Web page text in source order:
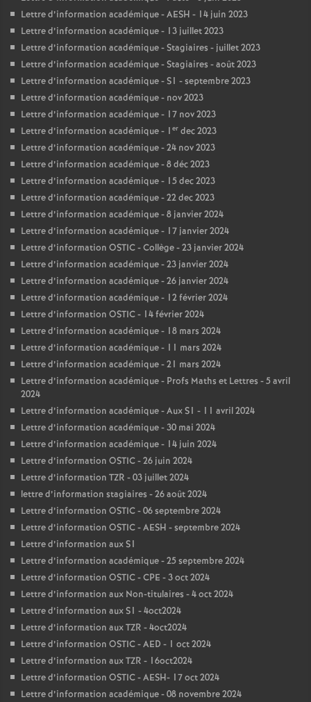
Lettre d’information académique - AESH - 14 juin 2023
Lettre d’information académique - 13 juillet 2023
Lettre d’information académique - Stagiaires - juillet 2023
Lettre d’information académique - Stagiaires - août 2023
Lettre d’information académique - S1 - septembre 2023
Lettre d’information académique - nov 2023
Lettre d’information académique - 17 nov 2023
Lettre d’information académique - 1 er dec 2023
Lettre d’information académique - 24 nov 2023
Lettre d’information académique - 8 déc 2023
Lettre d’information académique - 15 dec 2023
Lettre d’information académique - 22 dec 2023
Lettre d’information académique - 8 janvier 2024
Lettre d’information académique - 17 janvier 2024
Lettre d’information OSTIC - Collège - 23 janvier 2024
Lettre d’information académique - 23 janvier 2024
Lettre d’information académique - 26 janvier 2024
Lettre d’information académique - 12 février 2024
Lettre d’information OSTIC - 14 février 2024
Lettre d’information académique - 18 mars 2024
Lettre d’information académique - 11 mars 2024
Lettre d’information académique - 21 mars 2024
Lettre d’information académique - Profs Maths et Lettres - 5 avril
2024
Lettre d’information académique - Aux S1 - 11 avril 2024
Lettre d’information académique - 30 mai 2024
Lettre d’information académique - 14 juin 2024
Lettre d’information OSTIC - 26 juin 2024
Lettre d’information TZR - 03 juillet 2024
lettre d’information stagiaires - 26 août 2024
Lettre d’information OSTIC - 06 septembre 2024
Lettre d’information OSTIC - AESH - septembre 2024
Lettre d’information aux S1
Lettre d’information académique - 25 septembre 2024
Lettre d’information OSTIC - CPE - 3 oct 2024
Lettre d’information aux Non-titulaires - 4 oct 2024
Lettre d’information aux S1 - 4oct2024
Lettre d’information aux TZR - 4oct2024
Lettre d’information OSTIC - AED - 1 oct 2024
Lettre d’information aux TZR - 16oct2024
Lettre d’information OSTIC - AESH- 17 oct 2024
Lettre d’information académique - 08 novembre 2024